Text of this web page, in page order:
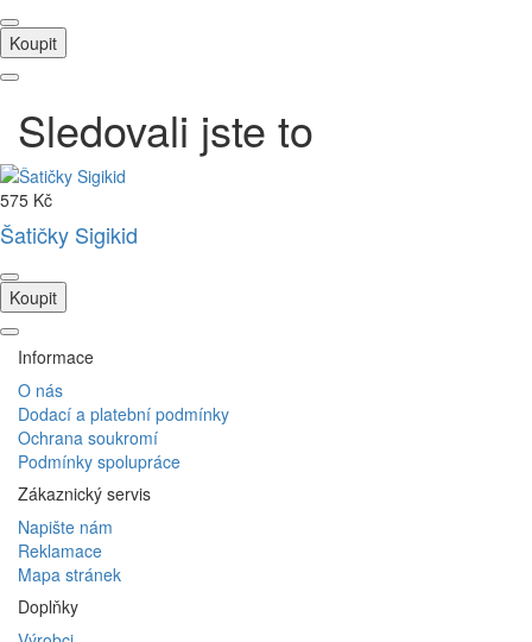
Koupit
Sledovali jste to
575 Kč
Šatičky Sigikid
Koupit
Informace
O nás
Dodací a platební podmínky
Ochrana soukromí
Podmínky spolupráce
Zákaznický servis
Napište nám
Reklamace
Mapa stránek
Doplňky